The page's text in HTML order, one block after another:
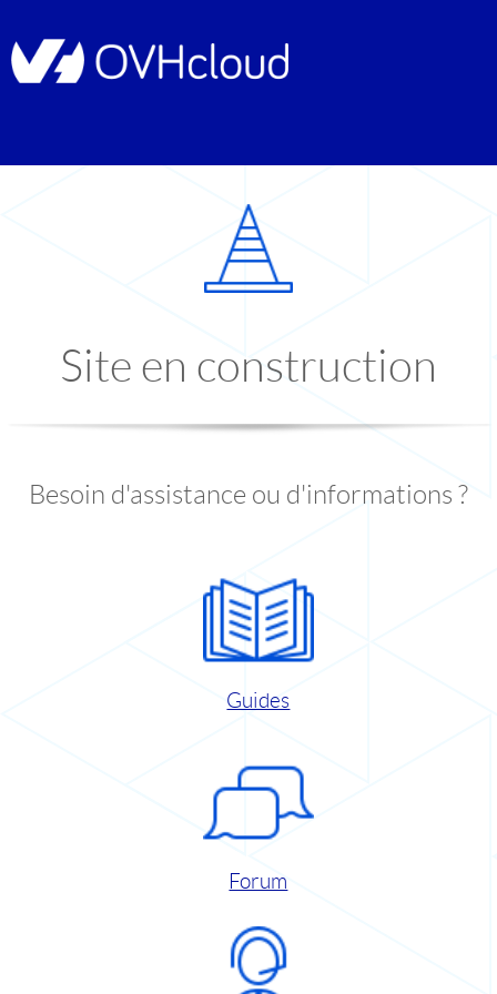
Site en construction
Besoin d'assistance ou d'informations ?
Guides
Forum